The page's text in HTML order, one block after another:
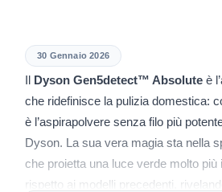
30 Gennaio 2026
Il Dyson Gen5detect™ Absolute è
che ridefinisce la pulizia domestica:
è l’aspirapolvere senza filo più
Dyson. La sua vera magia sta nella
che proietta una luce verde molto più
rispetto ai modelli precedenti,